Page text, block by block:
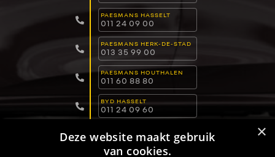
PAESMANS HASSELT
011 24 09 00
PAESMANS HERK-DE-STAD
013 35 99 00
PAESMANS HOUTHALEN
011 60 88 80
BYD HASSELT
011 24 09 60
011 15 04 00 ×
Deze website maakt gebruik
van cookies.